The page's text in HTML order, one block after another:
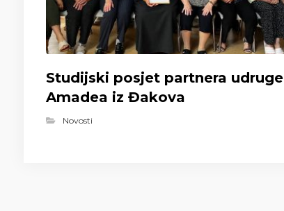
Studijski posjet partnera udruge
Amadea iz Đakova
Novosti